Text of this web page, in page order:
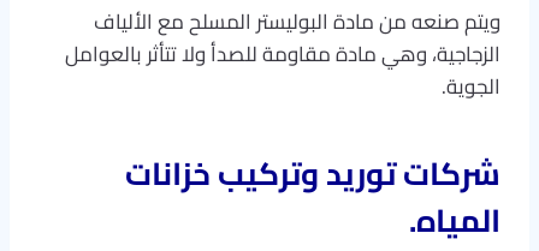
ويتم صنعه من مادة البوليستر المسلح مع الألياف
الزجاجية، وهي مادة مقاومة للصدأ ولا تتأثر بالعوامل
الجوية.
شركات توريد وتركيب خزانات
المياه.